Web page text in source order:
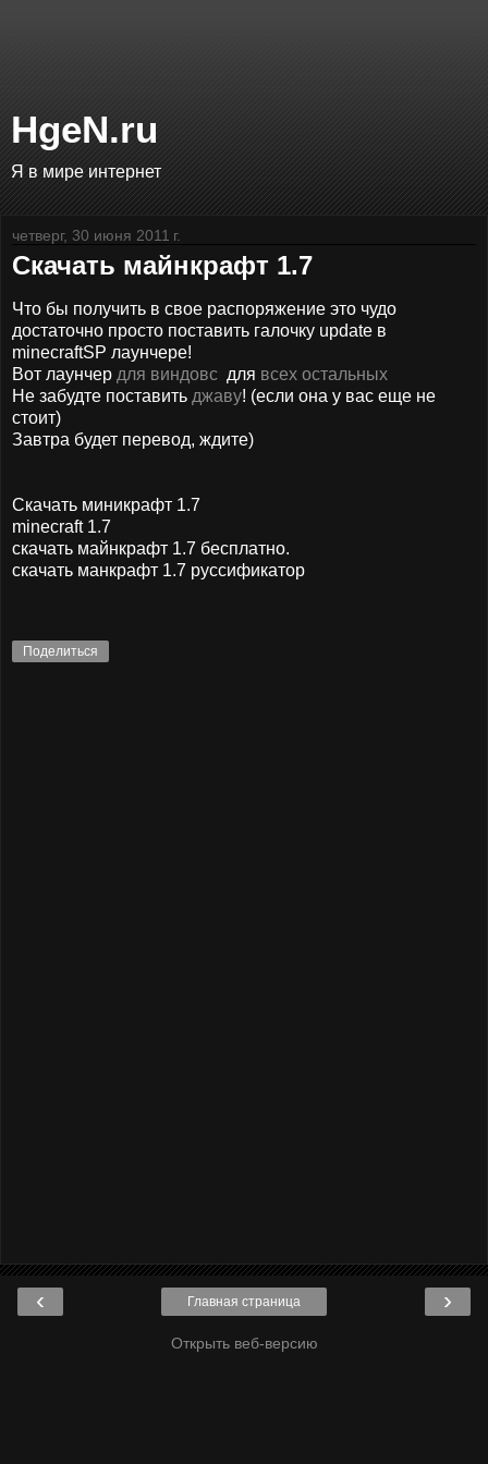
HgeN.ru
Я в мире интернет
четверг, 30 июня 2011 г.
Скачать майнкрафт 1.7
Что бы получить в свое распоряжение это чудо
достаточно просто поставить галочку update в
minecraftSP лаунчере!
Вот лаунчер для виндовс для всех остальных
Не забудте поставить джаву! (если она у вас еще не
стоит)
Завтра будет перевод, ждите)
Скачать миникрафт 1.7
minecraft 1.7
скачать майнкрафт 1.7 бесплатно.
скачать манкрафт 1.7 руссификатор
Поделиться
‹ ›
Главная страница
Открыть веб-версию